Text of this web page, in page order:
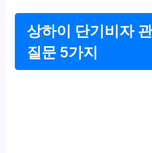
상하이 단기비자
질문 5가지